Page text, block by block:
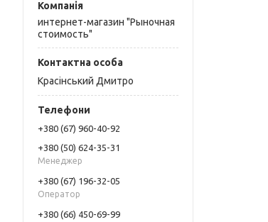
интернет-магазин "Рыночная
стоимость"
Красінський Дмитро
+380 (67) 960-40-92
+380 (50) 624-35-31
Менеджер
+380 (67) 196-32-05
Оператор
+380 (66) 450-69-99